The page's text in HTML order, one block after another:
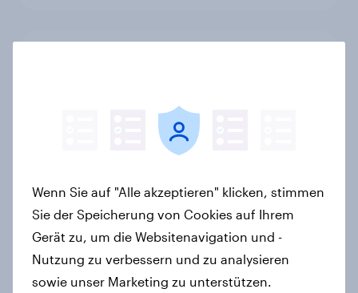
Wachstumschancen in der
Kategorie identifiziert hat
Retail Media wirkt – aber anders als
gedacht: Neue YouGov-Studie zeigt
erstmals die Shopper-Perspektive
auf Werbung am Point of Sale
Wenn Sie auf "Alle akzeptieren" klicken, stimmen
Sie der Speicherung von Cookies auf Ihrem
Gerät zu, um die Websitenavigation und -
Nutzung zu verbessern und zu analysieren
sowie unser Marketing zu unterstützen.